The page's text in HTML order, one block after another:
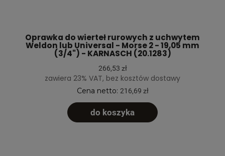
Oprawka do wierteł rurowych z uchwytem
Weldon lub Universal - Morse 2 - 19,05 mm
(3/4") - KARNASCH (20.1283)
266,53 zł
zawiera 23% VAT, bez kosztów dostawy
Cena netto: 216,69 zł
do koszyka